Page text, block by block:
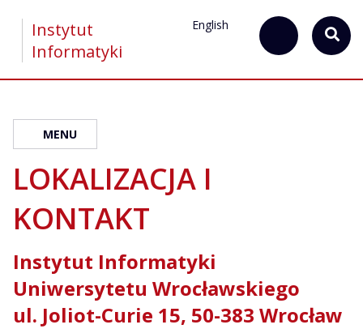
Instytut
Informatyki
English
MENU
LOKALIZACJA I
KONTAKT
Instytut Informatyki
Uniwersytetu Wrocławskiego
ul. Joliot-Curie 15, 50-383 Wrocław